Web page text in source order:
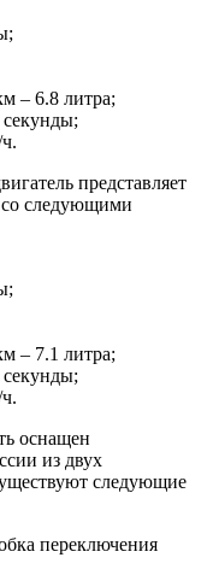
– 6.8 литра;
секунды;
представляет
со следующими
– 7.1 литра;
секунды;
оснащен
из двух
следующие
переключения